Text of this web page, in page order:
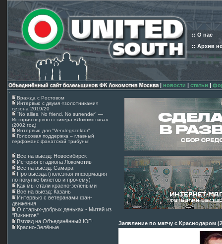
:: О нас
:: Архив
| новости | статьи |
Вражда с Ростовом
Интервью с двумя «золотниками»
сезона 2019/20
"No allies, No friend, No surrender" —
История первого стикера «Локомотива»
(2002 год)
Интервью для "Vendegszektor"
Голосовая поддержка – главный
перфоманс фанатской трибуны!
Все на выезд: Новосибирск
История стадиона Локомотив
Все на выезд: Самара
Про выезда (полезная информация
по покупке билетов и прочему)
Как мы стали красно-зелёными
Все на выезд: Казань
Интервью с ветеранами фан-
движения
О старых-добрых деньках - Митяй из
"Викингов"
Взгляд на Объединённый ЮГ!
Красно-Зелёные
Заявление по матчу с Краснодаром